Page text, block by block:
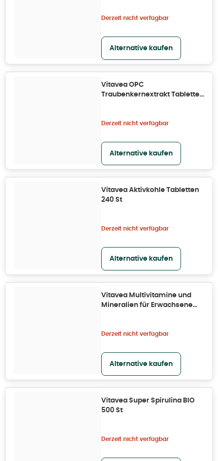
Derzeit nicht verfügbar
Alternative kaufen
Vitavea OPC
Traubenkernextrakt Tabletten
Derzeit nicht verfügbar
Alternative kaufen
Vitavea Aktivkohle Tabletten
240 St
Derzeit nicht verfügbar
Alternative kaufen
Vitavea Multivitamine und
Mineralien für Erwachsene
Derzeit nicht verfügbar
Alternative kaufen
Vitavea Super Spirulina BIO
500 St
Derzeit nicht verfügbar